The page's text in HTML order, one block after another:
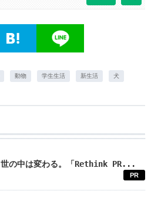
動物 学生生活 新生活 犬
世の中は変わる。「Rethink PR...
PR